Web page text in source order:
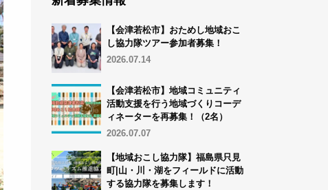
【会津若松市】おためし地域おこ
し協力隊ツアー参加者募集！
2026.07.14
【会津若松市】地域コミュニティ
活動支援を行う地域づくりコーデ
ィネーターを再募集！（2名）
2026.07.07
【地域おこし協力隊】福島県只見
町|山・川・湖をフィールドに活動
する協力隊を募集します！